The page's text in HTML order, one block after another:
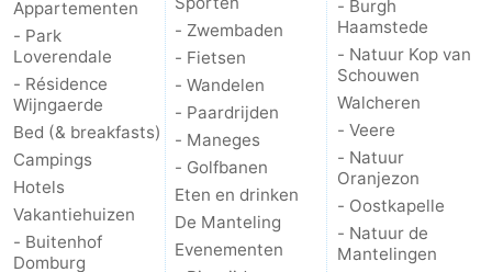
Appartementen
- Park
Loverendale
- Résidence
Wijngaerde
Bed (& breakfasts)
Campings
Hotels
Vakantiehuizen
- Buitenhof
Domburg
- Zwembaden
- Fietsen
- Wandelen
- Paardrijden
- Maneges
- Golfbanen
Eten en drinken
De Manteling
Evenementen
- Burgh
Haamstede
- Natuur Kop van
Schouwen
Walcheren
- Veere
- Natuur
Oranjezon
- Oostkapelle
- Natuur de
Mantelingen